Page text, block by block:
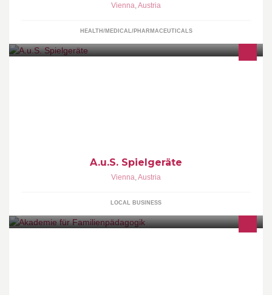
Vienna,Austria
HEALTH/MEDICAL/PHARMACEUTICALS
A.u.S. Spielgeräte
Vienna,Austria
LOCAL BUSINESS